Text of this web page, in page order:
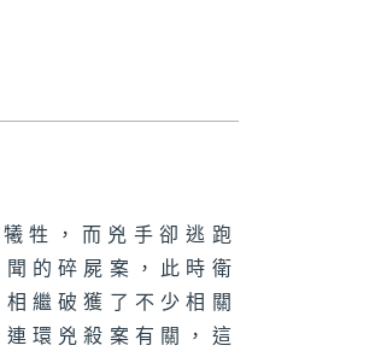
牲，而兇手卻逃跑
的碎屍案，此時衛
繼破獲了不少相關
環兇殺案有關，這